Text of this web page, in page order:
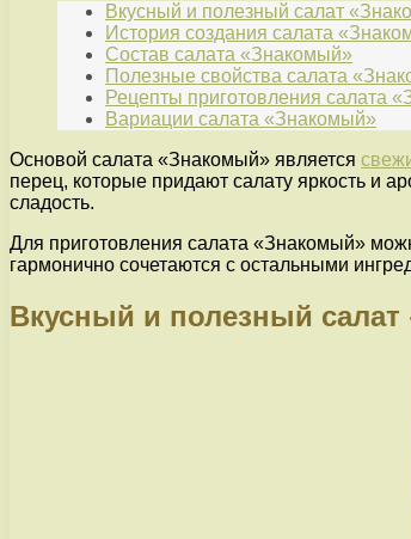
Вкусный и полезный салат
История создания салата
Состав салата «Знакомый»
Полезные свойства салата
Рецепты приготовления салата
Вариации салата «Знакомый»
Основой салата «Знакомый» является
перец, которые придают салату яркость и
сладость.
Для приготовления салата «Знакомый»
гармонично сочетаются с остальными
Вкусный и полезный